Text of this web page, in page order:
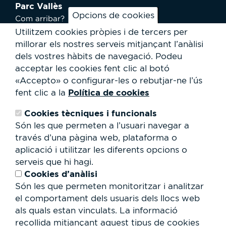
Opcions de cookies
Utilitzem cookies pròpies i de tercers per
millorar els nostres serveis mitjançant l’anàlisi
dels vostres hàbits de navegació. Podeu
acceptar les cookies fent clic al botó
«Accepto» o configurar-les o rebutjar-ne l’ús
fent clic a la Política de cookies
Cookies tècniques i funcionals
Són les que permeten a l’usuari navegar a
través d’una pàgina web, plataforma o
aplicació i utilitzar les diferents opcions o
serveis que hi hagi.
Cookies d’anàlisi
Són les que permeten monitoritzar i analitzar
el comportament dels usuaris dels llocs web
als quals estan vinculats. La informació
recollida mitjançant aquest tipus de cookies
Parc Vallès
Com arribar?
Plànol
Activitats
Serveis a l'usuari
Club Staff
Qui som?
Contacte
Cessió d'espais
RSC
Formulari
de
cerca
Cerca